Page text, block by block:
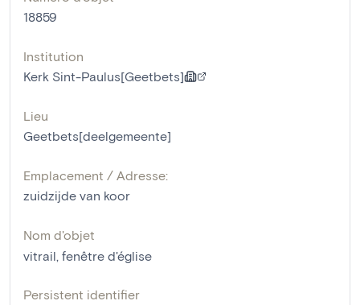
18859
Institution
Kerk Sint-Paulus[Geetbets]
Lieu
Geetbets[deelgemeente]
Emplacement / Adresse:
zuidzijde van koor
Nom d'objet
vitrail, fenêtre d'église
Persistent identifier